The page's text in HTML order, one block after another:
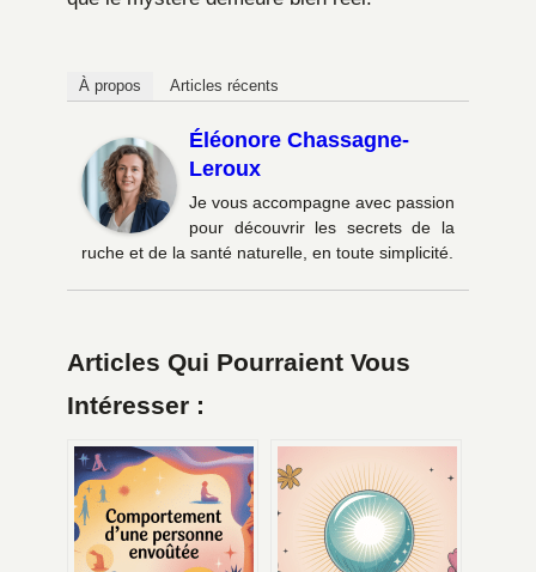
À propos Articles récents
Éléonore Chassagne-
Leroux
Je vous accompagne avec passion
pour découvrir les secrets de la
ruche et de la santé naturelle, en toute simplicité.
Articles Qui Pourraient Vous
Intéresser :